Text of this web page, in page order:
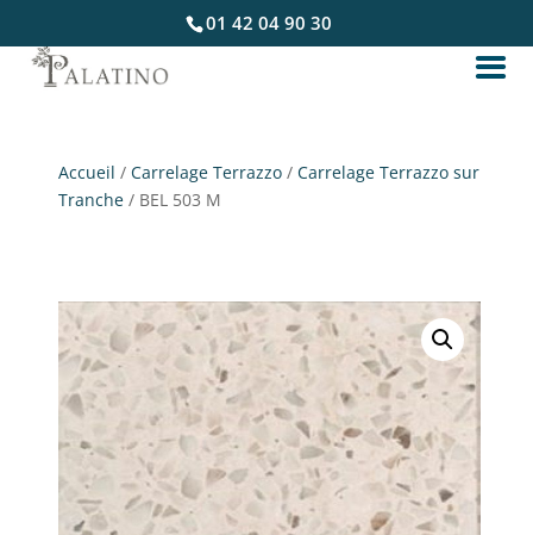
01 42 04 90 30
Accueil /Carrelage Terrazzo /Carrelage Terrazzo sur
Tranche / BEL 503 M